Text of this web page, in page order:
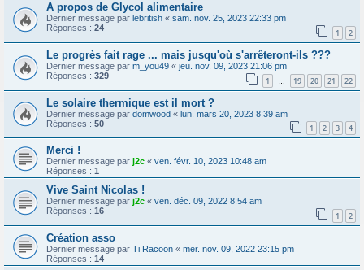
A propos de Glycol alimentaire
Dernier message par lebritish « sam. nov. 25, 2023 22:33 pm
Réponses : 24 1 2
Le progrès fait rage ... mais jusqu'où s'arrêteront-ils ???
Dernier message par m_you49 « jeu. nov. 09, 2023 21:06 pm
Réponses : 329 1 … 19 20 21 22
Le solaire thermique est il mort ?
Dernier message par domwood « lun. mars 20, 2023 8:39 am
Réponses : 50 1 2 3 4
Merci !
Dernier message par j2c « ven. févr. 10, 2023 10:48 am
Réponses : 1
Vive Saint Nicolas !
Dernier message par j2c « ven. déc. 09, 2022 8:54 am
Réponses : 16 1 2
Création asso
Dernier message par Ti Racoon « mer. nov. 09, 2022 23:15 pm
Réponses : 14